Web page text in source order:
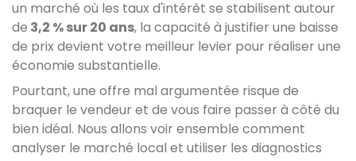
un marché où les taux d'intérêt se stabilisent autour
de 3,2 % sur 20 ans, la capacité à justifier une baisse
de prix devient votre meilleur levier pour réaliser une
économie substantielle.
Pourtant, une offre mal argumentée risque de
braquer le vendeur et de vous faire passer à côté du
bien idéal. Nous allons voir ensemble comment
analyser le marché local et utiliser les diagnostics